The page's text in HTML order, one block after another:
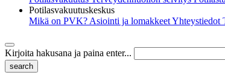
Potilasvakuutuskeskus
Mikä on PVK? Asiointi ja lomakkeetYhteystiedot
Kirjoita hakusana ja paina enter...